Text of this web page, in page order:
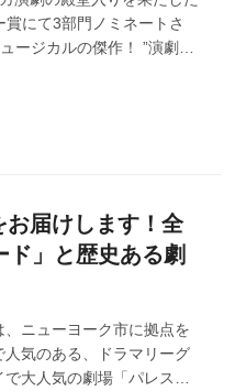
にて3部門ノミネートさ
ージカルの傑作！ ”演劇と
も性別も関係ない。あるの
らせるために、演劇の持
イントロダクション その
届けします！全
」と歴史ある劇
ニューヨーク市に拠点を
気のある、ドラマリーグ
大人気の劇場「パレス・